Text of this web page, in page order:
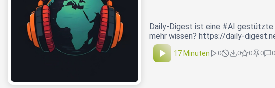
Daily-Digest ist eine #AI
mehr wissen? https://daily-
17 Minuten 0 0 0 0 0